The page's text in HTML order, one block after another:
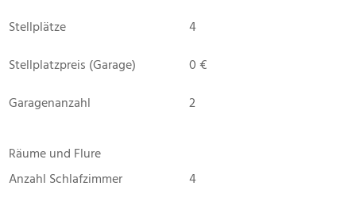
Stellplätze
4
Stellplatzpreis (Garage)
0 €
Garagenanzahl
2
Räume und Flure
Anzahl Schlafzimmer
4